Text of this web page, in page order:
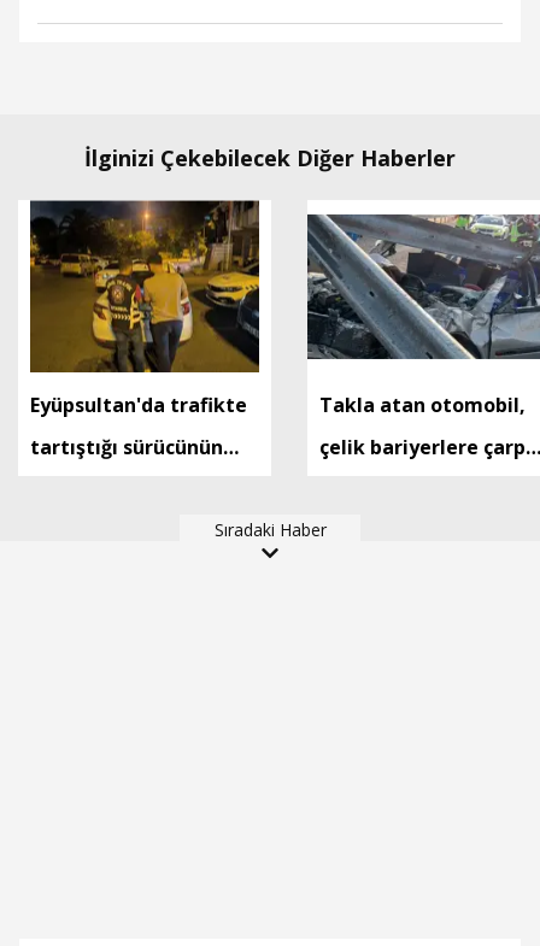
İlginizi Çekebilecek Diğer Haberler
Eyüpsultan'da trafikte
tartıştığı sürücünün
eden saldırgana 180 bin
Takla atan otomobil,
çelik bariyerlere
Sıradaki Haber